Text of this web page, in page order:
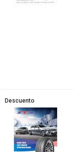
Descuento